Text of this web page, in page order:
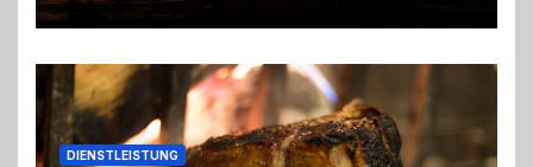
DIENSTLEISTUNG